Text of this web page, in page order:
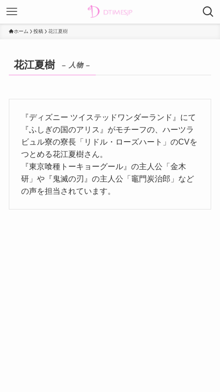
ホーム 投稿 花江夏樹
花江夏樹 – 人物 –
『ディズニー ツイステッドワンダーランド』にて
『ふしぎの国のアリス』がモチーフの、ハーツラ
ビュル寮の寮長「リドル・ローズハート」のCVを
つとめる花江夏樹さん。
『東京喰種トーキョーグール』の主人公「金木
研」や『鬼滅の刃』の主人公「竈門炭治郎」など
の声を担当されています。